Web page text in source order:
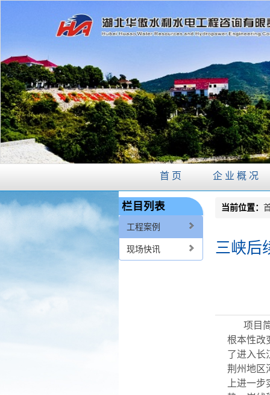
首页 企业概况
栏目列表
工程案例
现场快讯
当前位置：
三峡后
项目
根本性改
了进入长
荆州地区
上进一